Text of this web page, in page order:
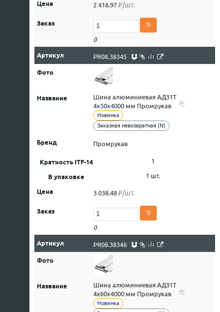
2 416.97 ₽/шт.
0
PR08.38345
Шина алюминиевая АД31Т
4х50х4000 мм Промрукав
Новинка
Заказная невозвратная (N)
Промрукав
1
1 шт.
3 038.48 ₽/шт.
0
PR08.38346
Шина алюминиевая АД31Т
4х60х4000 мм Промрукав
Новинка